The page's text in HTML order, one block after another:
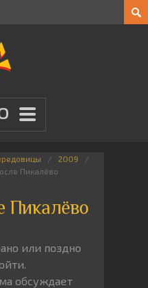
2009
Пикалёво
Пикалёво
или поздно
обсуждает